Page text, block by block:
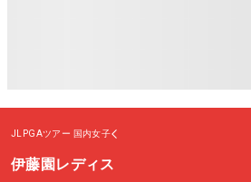
JLPGAツアー 国内女子
伊藤園レディス